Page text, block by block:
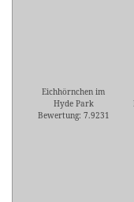
Eichhörnchen im
Hyde Park
Bewertung: 7.9231